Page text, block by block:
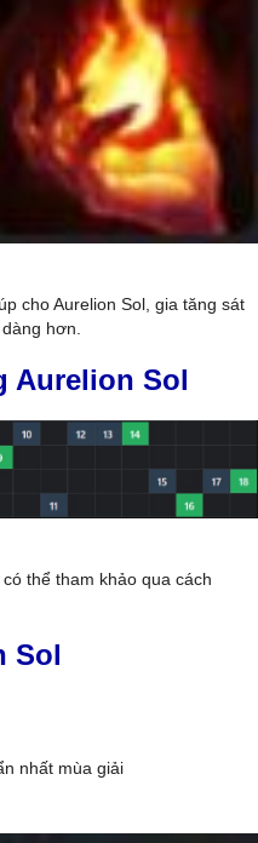
cho Aurelion Sol, gia tăng sát
hơn.
Aurelion Sol
thể tham khảo qua cách
Sol
nhất mùa giải